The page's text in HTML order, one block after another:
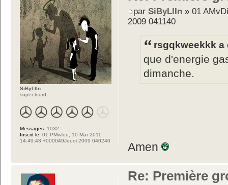
parSiByLlIn » 01
2009 041140
rsgqkweekkk a
que d'energie
dimanche.
Amen
SiByLlIn
super lourd
Messages: 1032
Inscrit le: 01 PMvJeu, 10 Mar 2011
14:49:43 +000049Jeudi 2009 040240
Re: Première